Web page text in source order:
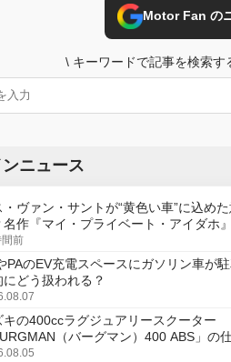
Motor Fan の
\ キーワードで記事を検索す
ニュース
・ヴァン・サントが“黄色い車”に込めた
名作『マイ・プライベート・アイダホ』
タルリマスター版で復活
前
PAのEV充電スペースにガソリン車が
にどう扱われる？
キの400ccラグジュアリースクーター
（バーグマン）400 ABS」の仕
、8月18日に発売